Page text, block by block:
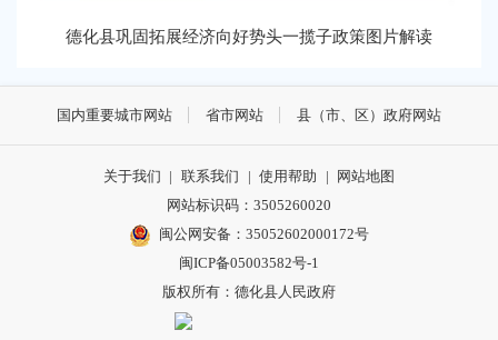
德化县巩固拓展经济向好势头一揽子政策图片解读
国内重要城市网站 省市网站 县（市、区）政府网站
关于我们 | 联系我们 | 使用帮助 |
网站地图
网站标识码：3505260020
闽公网安备：35052602000172号
闽ICP备05003582号-1
版权所有：德化县人民政府